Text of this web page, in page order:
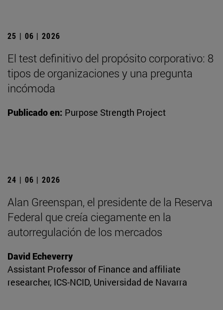
25 | 06 | 2026
El test definitivo del propósito corporativo: 8
tipos de organizaciones y una pregunta
incómoda
Publicado en: Purpose Strength Project
24 | 06 | 2026
Alan Greenspan, el presidente de la Reserva
Federal que creía ciegamente en la
autorregulación de los mercados
David Echeverry
Assistant Professor of Finance and affiliate
researcher, ICS-NCID, Universidad de Navarra